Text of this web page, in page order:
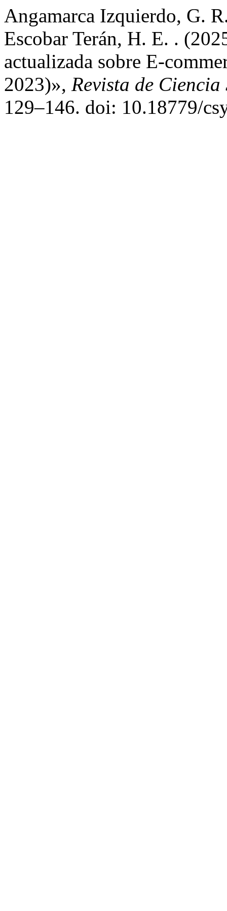
Angamarca Izquierdo, G.
Escobar Terán, H. E. .
actualizada sobre E-
2023)», Revista de
129–146. doi: 10.18779/